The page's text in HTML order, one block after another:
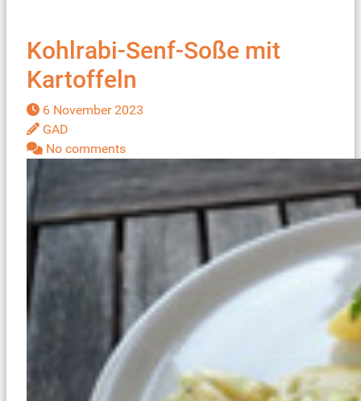
Kohlrabi-Senf-Soße mit
Kartoffeln
6 November 2023
GAD
No comments